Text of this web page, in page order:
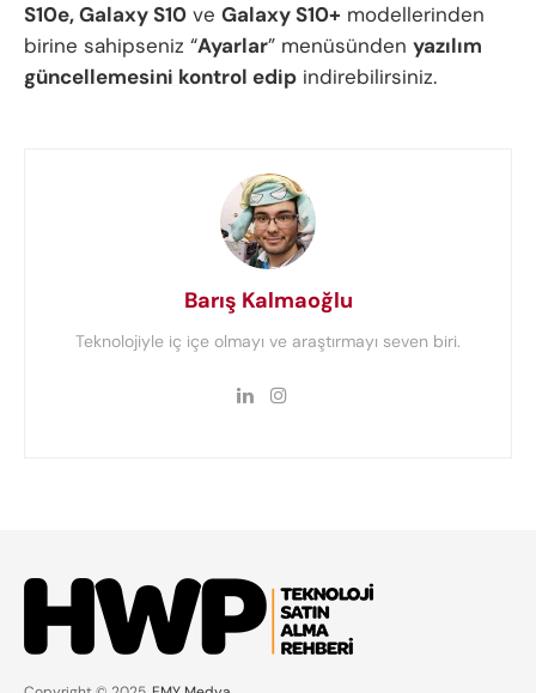
S10e, Galaxy S10 ve Galaxy S10+ modellerinden
birine sahipseniz “Ayarlar” menüsünden yazılım
güncellemesini kontrol edip indirebilirsiniz.
Barış Kalmaoğlu
Teknolojiyle iç içe olmayı ve araştırmayı seven biri.